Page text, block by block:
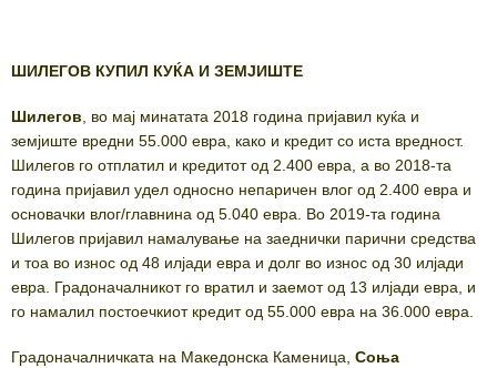
ШИЛЕГОВ КУПИЛ КУЌА И ЗЕМЈИШТЕ
Шилегов, во мај минатата 2018 година пријавил куќа и
земјиште вредни 55.000 евра, како и кредит со иста вредност.
Шилегов го отплатил и кредитот од 2.400 евра, а во 2018-та
година пријавил удел односно непаричен влог од 2.400 евра и
основачки влог/главнина од 5.040 евра. Во 2019-та година
Шилегов пријавил намалување на заеднички парични средства
и тоа во износ од 48 илјади евра и долг во износ од 30 илјади
евра. Градоначалникот го вратил и заемот од 13 илјади евра, и
го намалил постоечкиот кредит од 55.000 евра на 36.000 евра.
Градоначалничката на Македонска Каменица, Соња